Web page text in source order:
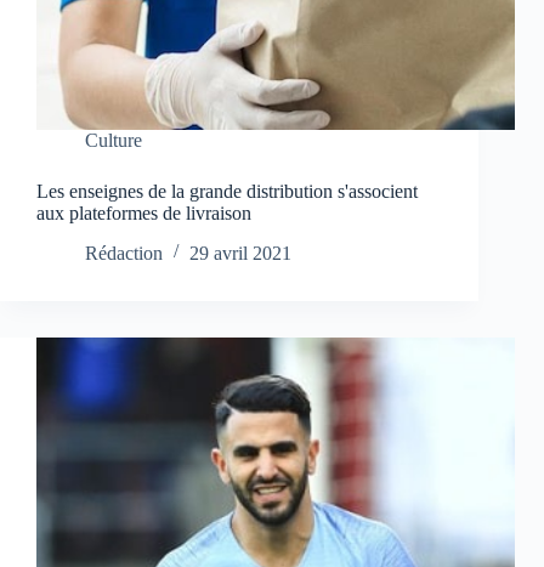
Culture
Les enseignes de la grande distribution s'associent
aux plateformes de livraison
Rédaction
29 avril 2021